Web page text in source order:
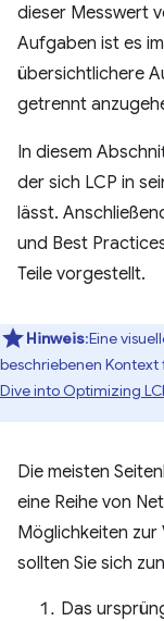
dieser Messwert
Aufgaben ist es
übersichtlichere
getrennt
In diesem
der sich LCP in
lässt.
und Best
Teile vorgestellt.
Hinweis:Eine
beschriebenen Kontext
Dive into Optimizing
Die meisten
eine Reihe von
Möglichkeiten zur
sollten Sie sich
Das